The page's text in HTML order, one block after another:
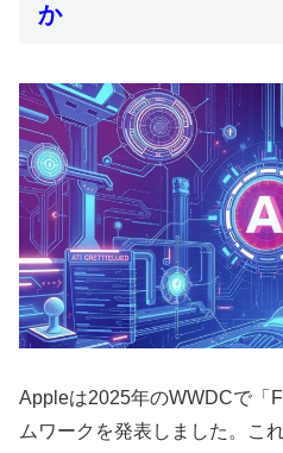
か
Appleは2025年のWWDCで「
ムワークを発表しました。こ